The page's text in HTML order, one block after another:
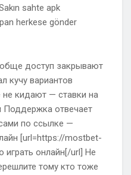
sahte apk
herkese gönder
доступ закрывают
кучу вариантов
не кидают — ставки на
Поддержка отвечает
по ссылке —
[url=https://mostbet-
играть онлайн[/url] Не
тому кто тоже